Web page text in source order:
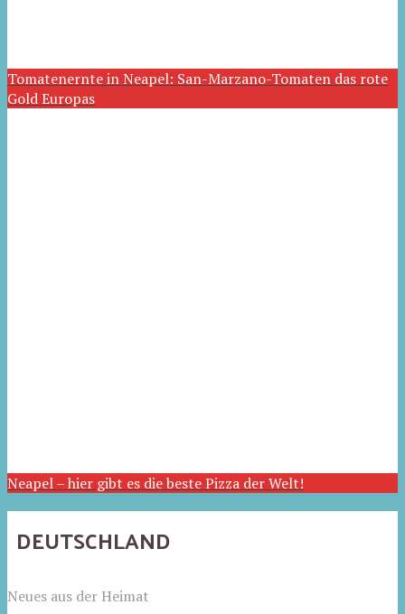
Tomatenernte in Neapel: San-Marzano-Tomaten das rote
Gold Europas
Neapel – hier gibt es die beste Pizza der Welt!
DEUTSCHLAND
Neues aus der Heimat